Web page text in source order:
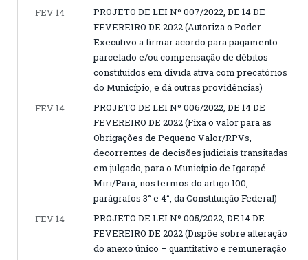
FEV 14
PROJETO DE LEI Nº 007/2022, DE 14 DE
FEVEREIRO DE 2022 (Autoriza o Poder
Executivo a firmar acordo para pagamento
parcelado e/ou compensação de débitos
constituídos em dívida ativa com precatórios
do Município, e dá outras providências)
FEV 14
PROJETO DE LEI Nº 006/2022, DE 14 DE
FEVEREIRO DE 2022 (Fixa o valor para as
Obrigações de Pequeno Valor/RPVs,
decorrentes de decisões judiciais transitadas
em julgado, para o Município de Igarapé-
Miri/Pará, nos termos do artigo 100,
parágrafos 3° e 4°, da Constituição Federal)
FEV 14
PROJETO DE LEI Nº 005/2022, DE 14 DE
FEVEREIRO DE 2022 (Dispõe sobre alteração
do anexo único – quantitativo e remuneração